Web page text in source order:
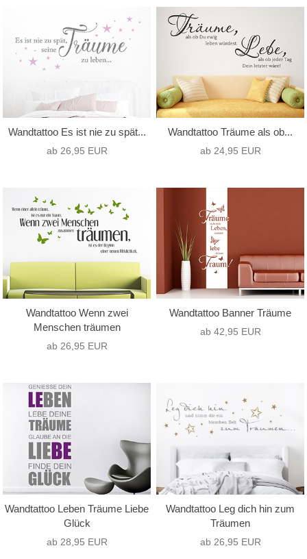
Wandtattoo Es ist nie zu spät...
ab 26,95 EUR
Wandtattoo Träume als ob...
ab 24,95 EUR
Wandtattoo Wenn zwei
Menschen träumen
ab 26,95 EUR
Wandtattoo Banner Träume
ab 42,95 EUR
Wandtattoo Leben Träume Liebe
Glück
ab 28,95 EUR
Wandtattoo Leg dich hin zum
Träumen
ab 26,95 EUR